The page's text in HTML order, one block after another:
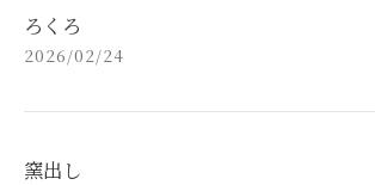
ろくろ
2026/02/24
窯出し